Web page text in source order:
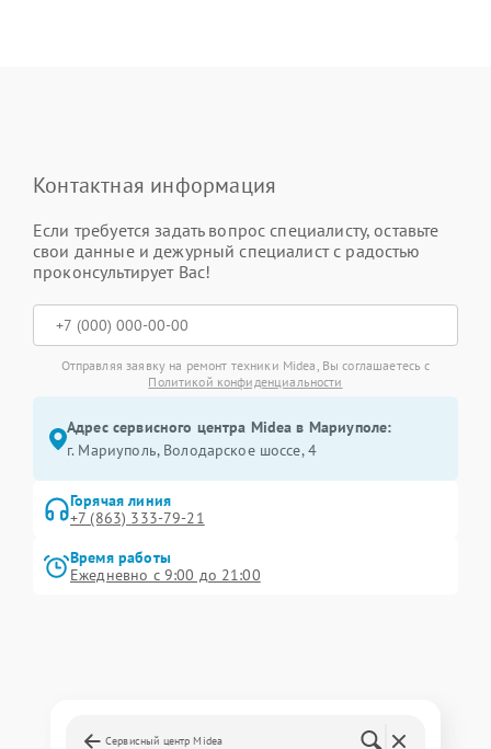
Контактная информация
Если требуется задать вопрос специалисту, оставьте
свои данные и дежурный специалист с радостью
проконсультирует Вас!
Отправляя заявку на ремонт техники Midea, Вы соглашаетесь с
Политикой конфиденциальности
Адрес сервисного центра Midea в Мариуполе:
г. Мариуполь, Володарское шоссе, 4
Горячая линия
+7 (863) 333-79-21
Время работы
Ежедневно с 9:00 до 21:00
Сервисный центр Midea